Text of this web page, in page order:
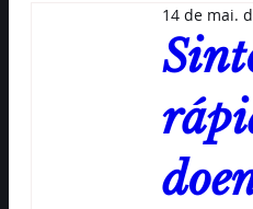
14 de mai.